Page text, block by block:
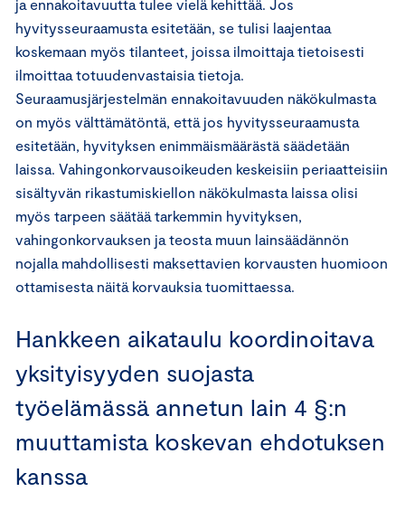
ja ennakoitavuutta tulee vielä kehittää. Jos
hyvitysseuraamusta esitetään, se tulisi laajentaa
koskemaan myös tilanteet, joissa ilmoittaja tietoisesti
ilmoittaa totuudenvastaisia tietoja.
Seuraamusjärjestelmän ennakoitavuuden näkökulmasta
on myös välttämätöntä, että jos hyvitysseuraamusta
esitetään, hyvityksen enimmäismäärästä säädetään
laissa. Vahingonkorvausoikeuden keskeisiin periaatteisiin
sisältyvän rikastumiskiellon näkökulmasta laissa olisi
myös tarpeen säätää tarkemmin hyvityksen,
vahingonkorvauksen ja teosta muun lainsäädännön
nojalla mahdollisesti maksettavien korvausten huomioon
ottamisesta näitä korvauksia tuomittaessa.
Hankkeen aikataulu koordinoitava
yksityisyyden suojasta
työelämässä annetun lain 4 §:n
muuttamista koskevan ehdotuksen
kanssa